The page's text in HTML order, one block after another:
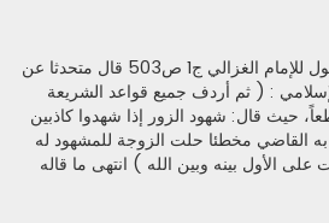
() المنخول في تعليقات الأصول للإمام الغزالي ج1 ص503 قال متحدثا عن
: ( ثم أردف جميع قواعد الشريعة
حيث قال: شهود الزور إذا شهدوا كاذبين
القاضي مخطئا حلت الزوجة للمشهود له
على الأول بينه وبين الله ) انتهى ما قاله